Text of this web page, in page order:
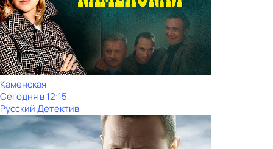
Каменская
Сегодня в 12:15
Русский Детектив